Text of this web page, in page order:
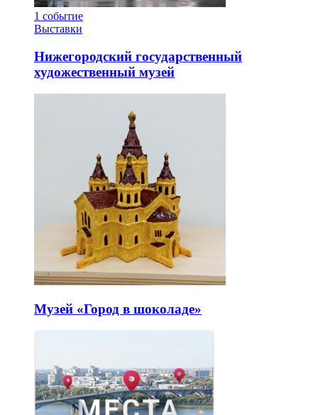
1 событие
Выставки
Нижегородский государственный
художественный музей
Музей «Город в шоколаде»